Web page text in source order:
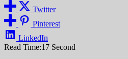
Twitter
Pinterest
LinkedIn
Read Time:17 Second